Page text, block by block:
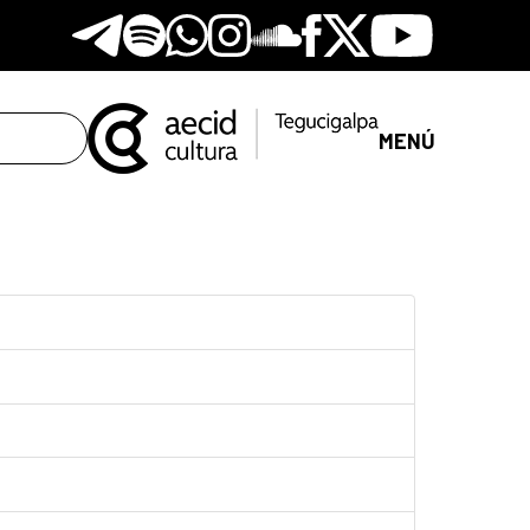
Telegram
SpotifyWhatsapp
Instagram
Soundclore
Facebook
X Youtube
MENÚ